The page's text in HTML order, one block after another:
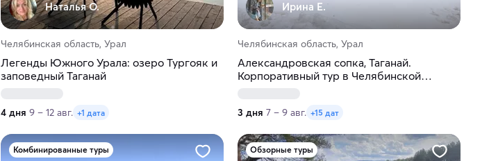
Наталья О.
Челябинская область, Урал
Легенды Южного Урала: озеро Тургояк и
заповедный Таганай
4 дня 9 – 12 авг. +1 дата
Ирина Е.
Челябинская область, Урал
Александровская сопка, Таганай.
Корпоративный тур в Челябинской
3 дня 7 – 9 авг. +15 дат
Комбинированные туры Обзорные туры